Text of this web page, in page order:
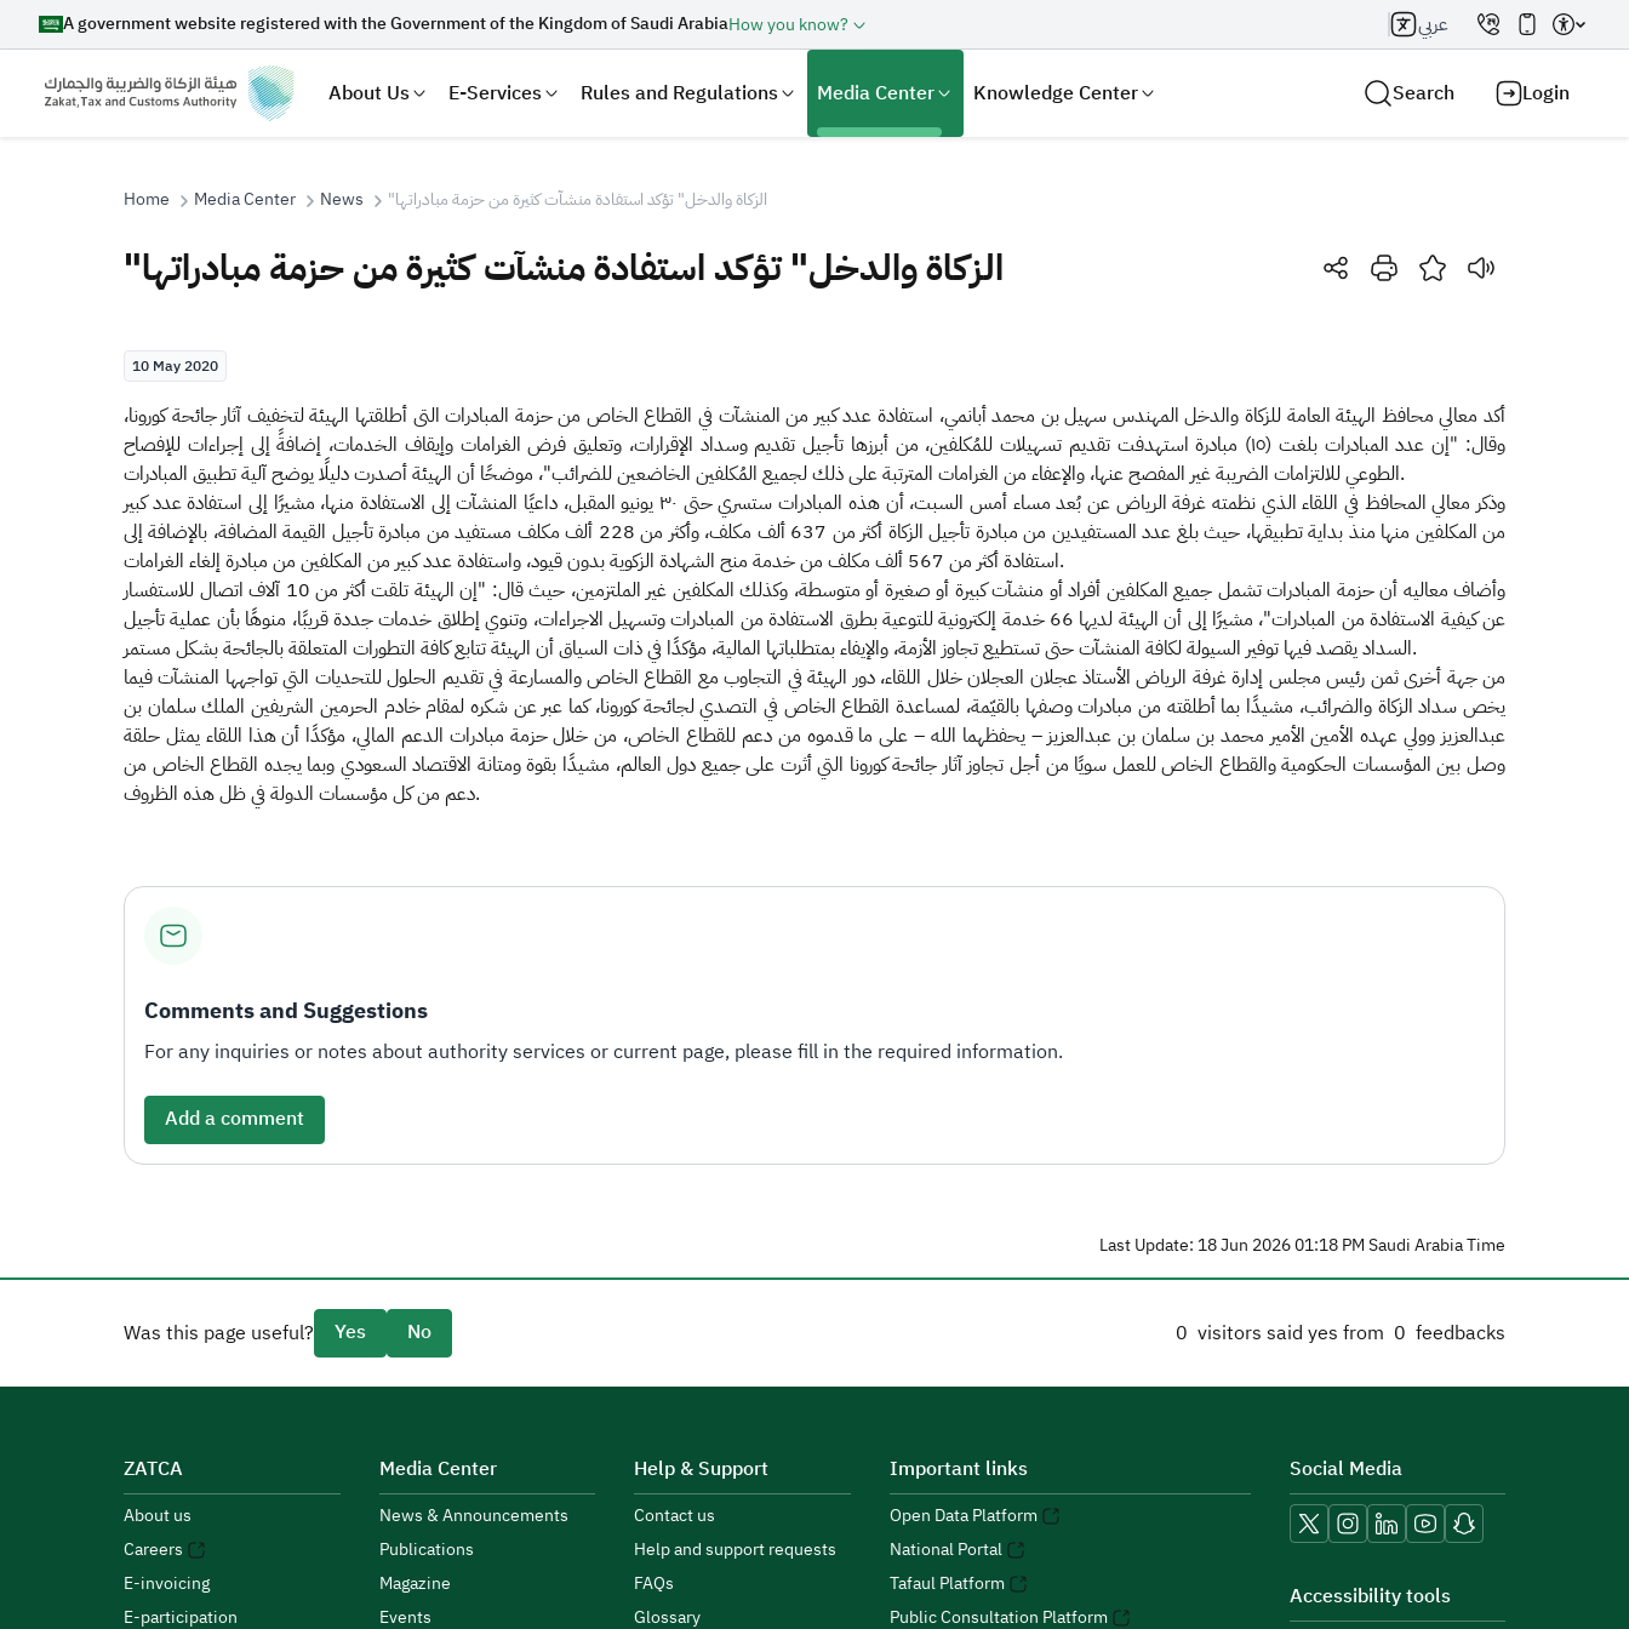
A government website registered with the Government of the Kingdom of Saudi ArabiaHow you know? عربي
About Us E-Services Rules and Regulations Media Center Knowledge Center Search Login
Search
Suggestions
Zakat Customs VAT Tax Declaration Real Estate Transactions
Home Media Center News "الزكاة والدخل" تؤكد استفادة منشآت كثيرة من حزمة مبادراتها
"الزكاة والدخل" تؤكد استفادة منشآت كثيرة من حزمة مبادراتها
10 May 2020
أكد معالي محافظ الهيئة العامة للزكاة والدخل المهندس سهيل بن محمد أبانمي، استفادة عدد كبير من المنشآت في القطاع الخاص من حزمة المبادرات التى أطلقتها الهيئة لتخفيف آثار جائحة كورونا،
وقال: "إن عدد المبادرات بلغت (١٥) مبادرة استهدفت تقديم تسهيلات للمُكلفين، من أبرزها تأجيل تقديم وسداد الإقرارات، وتعليق فرض الغرامات وإيقاف الخدمات، إضافةً إلى إجراءات للإفصاح
الطوعي للالتزامات الضريبة غير المفصح عنها، والإعفاء من الغرامات المترتبة على ذلك لجميع المُكلفين الخاضعين للضرائب"، موضحًا أن الهيئة أصدرت دليلًا يوضح آلية تطبيق المبادرات.
وذكر معالي المحافظ في اللقاء الذي نظمته غرفة الرياض عن بُعد مساء أمس السبت، أن هذه المبادرات ستسري حتى ٣٠ يونيو المقبل، داعيًا المنشآت إلى الاستفادة منها، مشيرًا إلى استفادة عدد كبير
من المكلفين منها منذ بداية تطبيقها، حيث بلغ عدد المستفيدين من مبادرة تأجيل الزكاة أكثر من 637 ألف مكلف، وأكثر من 228 ألف مكلف مستفيد من مبادرة تأجيل القيمة المضافة، بالإضافة إلى
استفادة أكثر من 567 ألف مكلف من خدمة منح الشهادة الزكوية بدون قيود، واستفادة عدد كبير من المكلفين من مبادرة إلغاء الغرامات.
وأضاف معاليه أن حزمة المبادرات تشمل جميع المكلفين أفراد أو منشآت كبيرة أو صغيرة أو متوسطة، وكذلك المكلفين غير الملتزمين، حيث قال: "إن الهيئة تلقت أكثر من 10 آلاف اتصال للاستفسار
عن كيفية الاستفادة من المبادرات"، مشيرًا إلى أن الهيئة لديها 66 خدمة إلكترونية للتوعية بطرق الاستفادة من المبادرات وتسهيل الاجراءات، وتنوي إطلاق خدمات جددة قريبًا، منوهًا بأن عملية تأجيل
السداد يقصد فيها توفير السيولة لكافة المنشآت حتى تستطيع تجاوز الأزمة، والإيفاء بمتطلباتها المالية، مؤكدًا في ذات السياق أن الهيئة تتابع كافة التطورات المتعلقة بالجائحة بشكل مستمر.
من جهة أخرى ثمن رئيس مجلس إدارة غرفة الرياض الأستاذ عجلان العجلان خلال اللقاء، دور الهيئة في التجاوب مع القطاع الخاص والمسارعة في تقديم الحلول للتحديات التي تواجهها المنشآت فيما
يخص سداد الزكاة والضرائب، مشيدًا بما أطلقته من مبادرات وصفها بالقيّمة، لمساعدة القطاع الخاص في التصدي لجائحة كورونا، كما عبر عن شكره لمقام خادم الحرمين الشريفين الملك سلمان بن
عبدالعزيز وولي عهده الأمين الأمير محمد بن سلمان بن عبدالعزيز – يحفظهما الله – على ما قدموه من دعم للقطاع الخاص، من خلال حزمة مبادرات الدعم المالي، مؤكدًا أن هذا اللقاء يمثل حلقة
وصل بين المؤسسات الحكومية والقطاع الخاص للعمل سويًا من أجل تجاوز آثار جائحة كورونا التي أثرت على جميع دول العالم، مشيدًا بقوة ومتانة الاقتصاد السعودي وبما يجده القطاع الخاص من
دعم من كل مؤسسات الدولة في ظل هذه الظروف.
Comments and Suggestions
For any inquiries or notes about authority services or current page, please fill in the required information.
Add a comment
Last Update: 18 Jun 2026 01:18 PM Saudi Arabia Time
0 visitors said yes from 0 feedbacks
Was this page useful? Yes No
ZATCA
About us
Careers
E-invoicing
E-participation
Media Center
News & Announcements
Publications
Magazine
Events
Help & Support
Contact us
Help and support requests
FAQs
Glossary
Important links
Open Data Platform
National Portal
Tafaul Platform
Public Consultation Platform
Social Media
Accessibility tools